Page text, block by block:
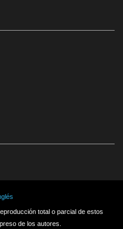
total o parcial de estos
de los autores.